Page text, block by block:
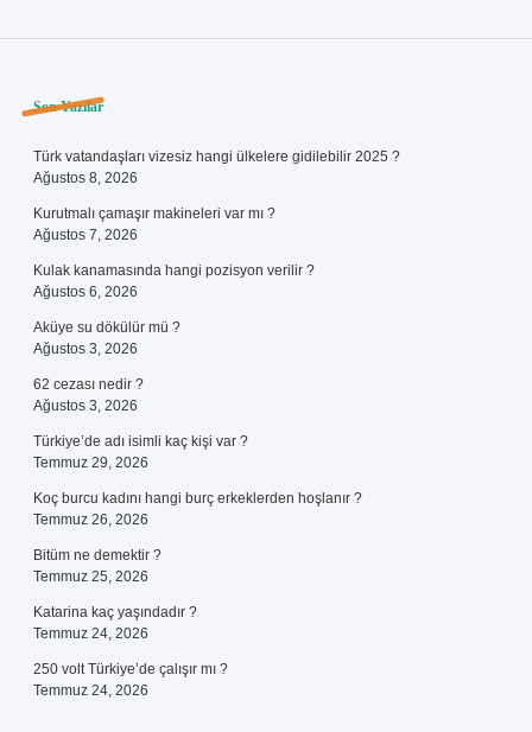
Sidebar
Son Yazılar
Türk vatandaşları vizesiz hangi ülkelere gidilebilir 2025 ?
Ağustos 8, 2026
Kurutmalı çamaşır makineleri var mı ?
Ağustos 7, 2026
Kulak kanamasında hangi pozisyon verilir ?
Ağustos 6, 2026
Aküye su dökülür mü ?
Ağustos 3, 2026
62 cezası nedir ?
Ağustos 3, 2026
Türkiye’de adı isimli kaç kişi var ?
Temmuz 29, 2026
Koç burcu kadını hangi burç erkeklerden hoşlanır ?
Temmuz 26, 2026
Bitüm ne demektir ?
Temmuz 25, 2026
Katarina kaç yaşındadır ?
Temmuz 24, 2026
250 volt Türkiye’de çalışır mı ?
Temmuz 24, 2026